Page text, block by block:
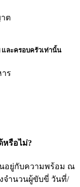
ต
ละครอบครัวเท่านั้น
าร
หรือไม่?
อยู่กับความพร้อม ณ
จำนวนผู้ขับขี่ วันที่/